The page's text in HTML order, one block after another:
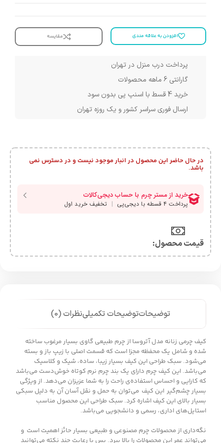
افزودن به علاقه مندی مقایسه
پرداخت درب منزل در تهران
گارانتی 6 ماهه محصولات
خرید 4 قسط با اسنپ پی بدون سود
ارسال فوری سراسر کشور و یک روزه تهران
در حال حاضر این محصول در انبار موجود نیست و در دسترس نمی
باشد.
قیمت محصول:​
توضیحاتتوضیحات تکمیلینظرات (0)
کیف چرمی زنانه مدل آتروسا از چرم طبیعی گاوی بسیار مرغوب ساخته
شده و شامل یک محفظه مجزا است که قسمت اصلی با زیپ باز و بسته
می‌شود. سبک طراحی این کیف بسیار زیبا، ساده، شیک و کلاسیک
می‌باشد. این کیف چرم دارای یک بند چرم نرم کوتاه خوش‌دست می‌باشد
که کارایی و احساس استفاده‌ی راحت را به شما عزیزان می‌دهد. از ویژگی‌
بسیار چشم‌گیر این کیف می‌توان به حمل و نقل آسان آن به دلیل سبکی
بسیار بالای این کیف اشاره کرد. سبک طراحی این محصول مناسب
استایل‌های اداری، رسمی و دانشجویی می‌باشد.
نگه‌داری از محصولات چرم مصنوعی و طبیعی بسیار حائز اهمیت است و
می‌تواند عمر این محصولات را بالا ببرد. پس با رعایت چند نکته می‌توانید